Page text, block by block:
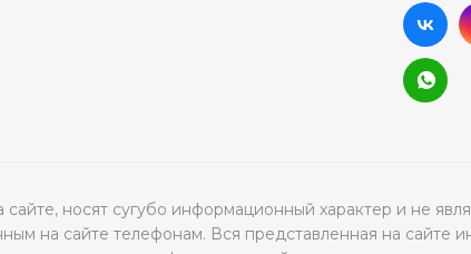
сайте, носят сугубо информационный характер и не
на сайте телефонам. Вся представленная на сайте